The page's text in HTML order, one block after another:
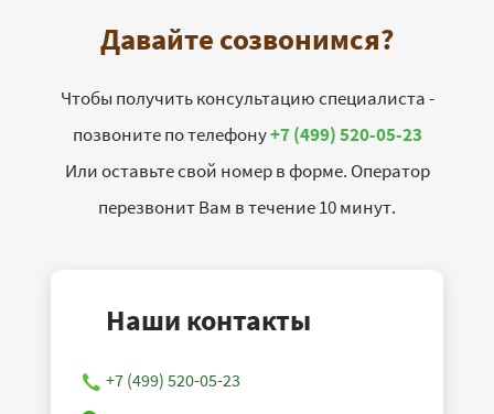
Давайте созвонимся?
Чтобы получить консультацию специалиста -
позвоните по телефону+7 (499) 520-05-23
Или оставьте свой номер в форме. Оператор
перезвонит Вам в течение 10 минут.
Наши контакты
+7 (499) 520-05-23